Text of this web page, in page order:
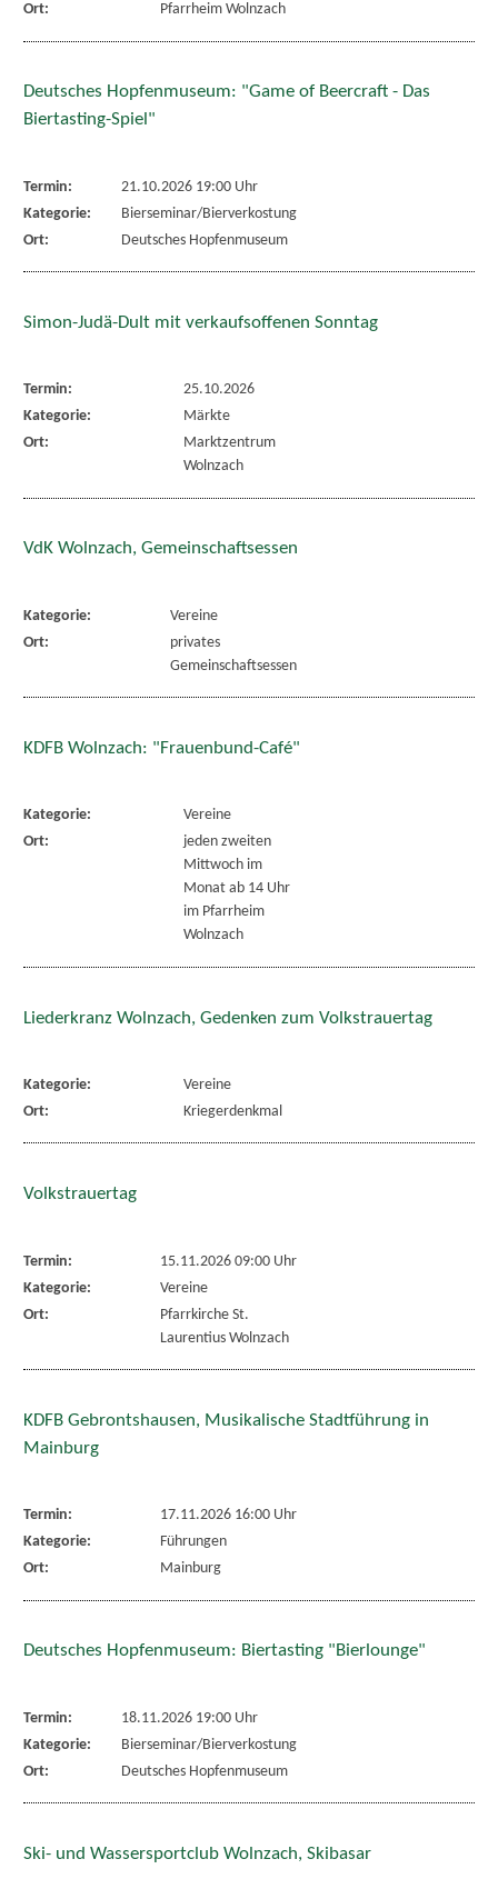
Ort:
Pfarrheim Wolnzach
Deutsches Hopfenmuseum: "Game of Beercraft - Das
Biertasting-Spiel"
Termin:
21.10.2026 19:00 Uhr
Kategorie:
Bierseminar/Bierverkostung
Ort:
Deutsches Hopfenmuseum
Simon-Judä-Dult mit verkaufsoffenen Sonntag
Termin:
25.10.2026
Kategorie:
Märkte
Ort:
Marktzentrum
Wolnzach
VdK Wolnzach, Gemeinschaftsessen
Kategorie:
Vereine
Ort:
privates
Gemeinschaftsessen
KDFB Wolnzach: "Frauenbund-Café"
Kategorie:
Vereine
Ort:
jeden zweiten
Mittwoch im
Monat ab 14 Uhr
im Pfarrheim
Wolnzach
Liederkranz Wolnzach, Gedenken zum Volkstrauertag
Kategorie:
Vereine
Ort:
Kriegerdenkmal
Volkstrauertag
Termin:
15.11.2026 09:00 Uhr
Kategorie:
Vereine
Ort:
Pfarrkirche St.
Laurentius Wolnzach
KDFB Gebrontshausen, Musikalische Stadtführung in
Mainburg
Termin:
17.11.2026 16:00 Uhr
Kategorie:
Führungen
Ort:
Mainburg
Deutsches Hopfenmuseum: Biertasting "Bierlounge"
Termin:
18.11.2026 19:00 Uhr
Kategorie:
Bierseminar/Bierverkostung
Ort:
Deutsches Hopfenmuseum
Ski- und Wassersportclub Wolnzach, Skibasar